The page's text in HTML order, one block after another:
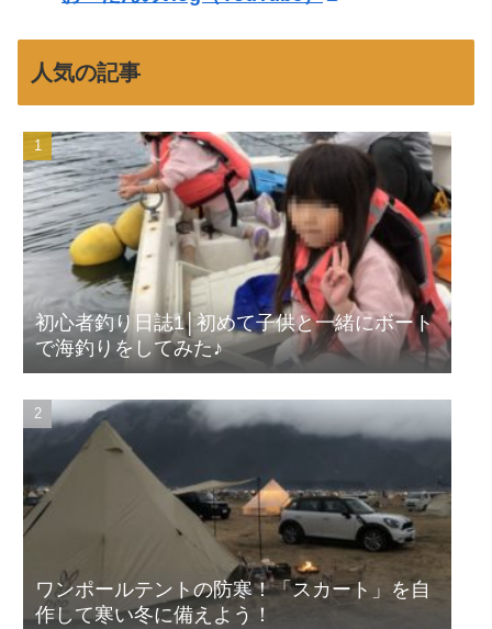
人気の記事
初心者釣り日誌1│初めて子供と一緒にボート
で海釣りをしてみた♪
ワンポールテントの防寒！「スカート」を自
作して寒い冬に備えよう！